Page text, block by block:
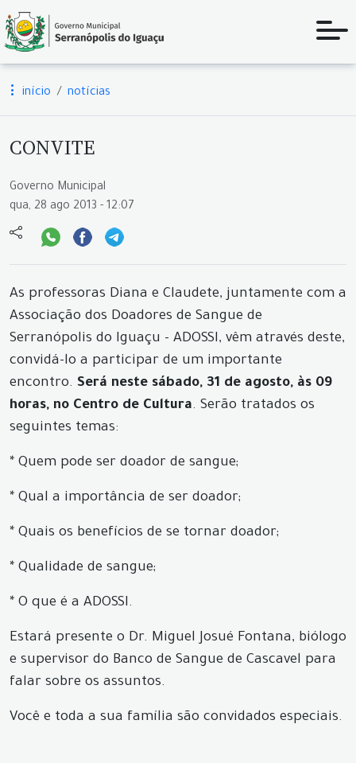
início notícias
CONVITE
Governo Municipal
qua, 28 ago 2013 - 12:07
As professoras Diana e Claudete, juntamente com a
Associação dos Doadores de Sangue de
Serranópolis do Iguaçu - ADOSSI, vêm através deste,
convidá-lo a participar de um importante
encontro. Será neste sábado, 31 de agosto, às 09
horas, no Centro de Cultura. Serão tratados os
seguintes temas:
* Quem pode ser doador de sangue;
* Qual a importância de ser doador;
* Quais os benefícios de se tornar doador;
* Qualidade de sangue;
* O que é a ADOSSI.
Estará presente o Dr. Miguel Josué Fontana, biólogo
e supervisor do Banco de Sangue de Cascavel para
falar sobre os assuntos.
Você e toda a sua família são convidados especiais.